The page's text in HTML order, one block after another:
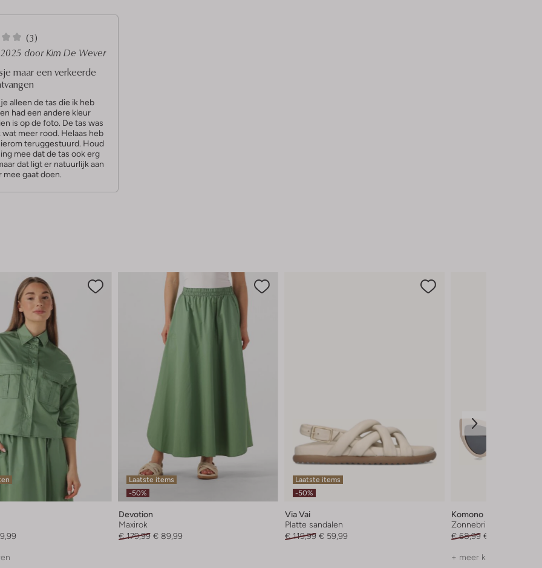
(3)
door Kim De Wever
maar een verkeerde
alleen de tas die ik heb
had een andere kleur
is op de foto. De tas was
wat meer rood. Helaas heb
teruggestuurd. Houd
mee dat de tas ook erg
dat ligt er natuurlijk aan
mee gaat doen.
Laatste items
-50%
Devotion
Maxirok
€ 179,99 € 89,99
Laatste items
-50%
Via Vai
Platte sandalen
€ 119,99 € 59,99
Komono
Zonnebril
€ 68,99 € 68,95
+ meer kleuren